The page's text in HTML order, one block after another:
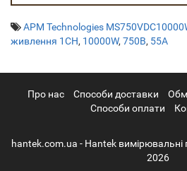
APM Technologies
живлення 1CH, 10000W, 750В, 55А
Про нас Cпособи доставки
Способи оплати
hantek.com.ua - Hantek
2026